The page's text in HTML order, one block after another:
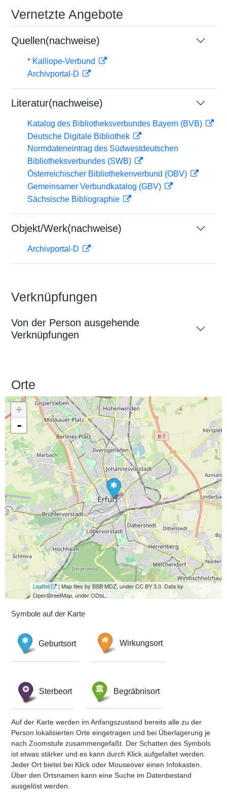
Vernetzte Angebote
Quellen(nachweise)
* Kalliope-Verbund
Archivportal-D
Literatur(nachweise)
Katalog des Bibliotheksverbundes Bayern (BVB)
Deutsche Digitale Bibliothek
Normdateneintrag des Südwestdeutschen
Bibliotheksverbundes (SWB)
Österreichischer Bibliothekenverbund (OBV)
Gemeinsamer Verbundkatalog (GBV)
Sächsische Bibliographie
Objekt/Werk(nachweise)
Archivportal-D
Verknüpfungen
Von der Person ausgehende
Verknüpfungen
Orte
+
-
Leaflet
| Map tiles by BSB MDZ, under CC BY 3.0. Data by
OpenStreetMap, under ODbL.
Symbole auf der Karte
Geburtsort Wirkungsort
Sterbeort Begräbnisort
Auf der Karte werden im Anfangszustand bereits alle zu der
Person lokalisierten Orte eingetragen und bei Überlagerung je
nach Zoomstufe zusammengefaßt. Der Schatten des Symbols
ist etwas stärker und es kann durch Klick aufgefaltet werden.
Jeder Ort bietet bei Klick oder Mouseover einen Infokasten.
Über den Ortsnamen kann eine Suche im Datenbestand
ausgelöst werden.